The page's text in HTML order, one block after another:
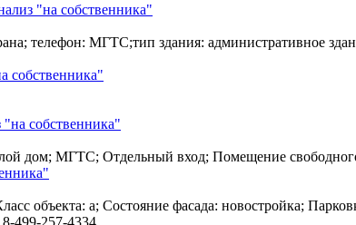
"на собственника"
телефон: МГТС;тип здания: административное
собственника"
"на собственника"
дом; МГТС; Отдельный вход; Помещение
объекта: a; Состояние фасада: новостройка;
499-257-4334